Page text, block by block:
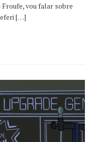
vou falar sobre
[…]